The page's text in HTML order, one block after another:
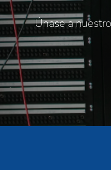
Únase a